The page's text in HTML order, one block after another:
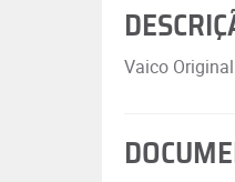
Vaico